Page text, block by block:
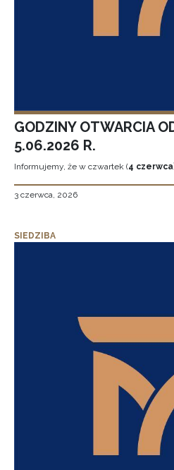
GODZINY OTWARCIA
5.06.2026 R.
Informujemy, że w czwartek (4
3 czerwca, 2026
SIEDZIBA